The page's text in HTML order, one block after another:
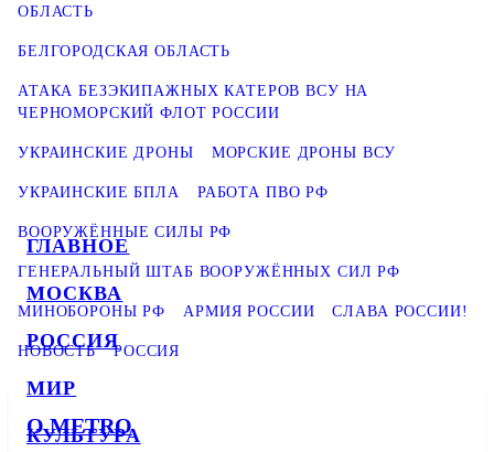
ГЛАВНОЕ
МОСКВА
РОССИЯ
МИР
КУЛЬТУРА
ОБЛАСТЬ
БЕЛГОРОДСКАЯ ОБЛАСТЬ
АТАКА БЕЗЭКИПАЖНЫХ КАТЕРОВ ВСУ НА
ЧЕРНОМОРСКИЙ ФЛОТ РОССИИ
УКРАИНСКИЕ ДРОНЫ МОРСКИЕ ДРОНЫ ВСУ
УКРАИНСКИЕ БПЛА РАБОТА ПВО РФ
ВООРУЖЁННЫЕ СИЛЫ РФ
ГЕНЕРАЛЬНЫЙ ШТАБ ВООРУЖЁННЫХ СИЛ РФ
МИНОБОРОНЫ РФ АРМИЯ РОССИИ СЛАВА РОССИИ!
НОВОСТЬ РОССИЯ
О METRO